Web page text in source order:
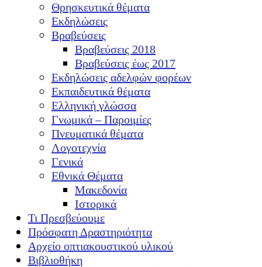
Θρησκευτικά θέματα
Εκδηλώσεις
Βραβεύσεις
Βραβεύσεις 2018
Βραβεύσεις έως 2017
Εκδηλώσεις αδελφών φορέων
Εκπαιδευτικά θέματα
Ελληνική γλώσσα
Γνωμικά – Παροιμίες
Πνευματικά θέματα
Λογοτεχνία
Γενικά
Εθνικά Θέματα
Μακεδονία
Ιστορικά
Τι Πρεσβεύουμε
Πρόσφατη Δραστηριότητα
Αρχείο οπτιακουστικού υλικού
Βιβλιοθήκη